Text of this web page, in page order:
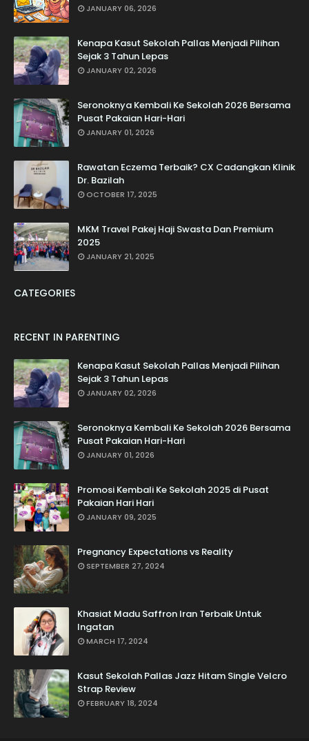
JANUARY 06, 2026
Kenapa Kasut Sekolah Pallas Menjadi Pilihan
Sejak 3 Tahun Lepas
JANUARY 02, 2026
Seronoknya Kembali Ke Sekolah 2026 Bersama
Pusat Pakaian Hari-Hari
JANUARY 01, 2026
Rawatan Eczema Terbaik? CX Cadangkan Klinik
Dr. Bazilah
OCTOBER 17, 2025
MKM Travel Pakej Haji Swasta Dan Premium
2025
JANUARY 21, 2025
CATEGORIES
RECENT IN PARENTING
Kenapa Kasut Sekolah Pallas Menjadi Pilihan
Sejak 3 Tahun Lepas
JANUARY 02, 2026
Seronoknya Kembali Ke Sekolah 2026 Bersama
Pusat Pakaian Hari-Hari
JANUARY 01, 2026
Promosi Kembali Ke Sekolah 2025 di Pusat
Pakaian Hari Hari
JANUARY 09, 2025
Pregnancy Expectations vs Reality
SEPTEMBER 27, 2024
Khasiat Madu Saffron Iran Terbaik Untuk
Ingatan
MARCH 17, 2024
Kasut Sekolah Pallas Jazz Hitam Single Velcro
Strap Review
FEBRUARY 18, 2024